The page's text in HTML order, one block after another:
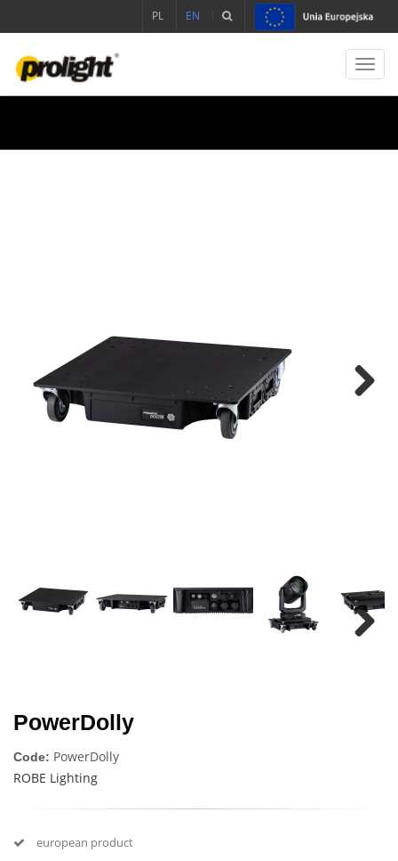
PL EN
PowerDolly
Code: PowerDolly
ROBE Lighting
european product